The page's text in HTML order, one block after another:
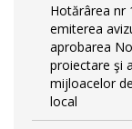
Hotărârea nr
emiterea
aprobarea
proiectare şi
mijloacelor
local